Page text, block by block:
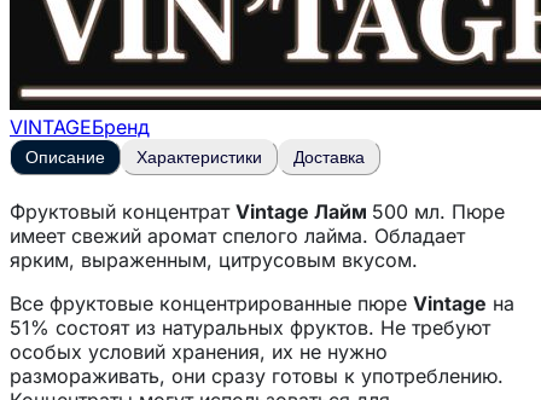
VINTAGEБренд
Описание Характеристики Доставка
Фруктовый концентрат Vintage Лайм 500 мл. Пюре
имеет свежий аромат спелого лайма. Обладает
ярким, выраженным, цитрусовым вкусом.
Все фруктовые концентрированные пюре Vintage на
51% состоят из натуральных фруктов. Не требуют
особых условий хранения, их не нужно
размораживать, они сразу готовы к употреблению.